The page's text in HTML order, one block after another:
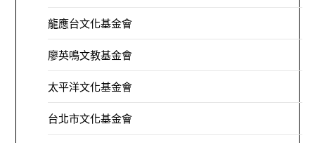
龍應台文化基金會
廖英鳴文教基金會
太平洋文化基金會
台北市文化基金會